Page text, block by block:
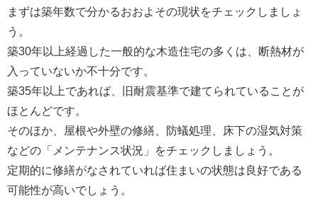
まずは築年数で分かるおおよその現状をチェックしましょ
う。
築30年以上経過した一般的な木造住宅の多くは、断熱材が
入っていないか不十分です。
築35年以上であれば、旧耐震基準で建てられていることが
ほとんどです。
そのほか、屋根や外壁の修繕、防蟻処理、床下の湿気対策
などの「メンテナンス状況」をチェックしましょう。
定期的に修繕がなされていれば住まいの状態は良好である
可能性が高いでしょう。